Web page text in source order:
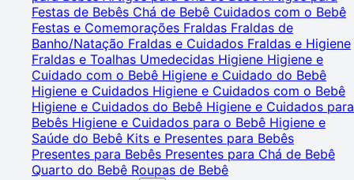
Festas de Bebês Chá de Bebê Cuidados com o Bebê
Festas e Comemorações Fraldas Fraldas de
Banho/Natação Fraldas e Cuidados Fraldas e Higiene
Fraldas e Toalhas Umedecidas Higiene Higiene e
Cuidado com o Bebê Higiene e Cuidado do Bebê
Higiene e Cuidados Higiene e Cuidados com o Bebê
Higiene e Cuidados do Bebê Higiene e Cuidados para
Bebês Higiene e Cuidados para o Bebê Higiene e
Saúde do Bebê Kits e Presentes para Bebês
Presentes para Bebês Presentes para Chá de Bebê
Quarto do Bebê Roupas de Bebê